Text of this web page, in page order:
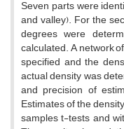
Seven parts were
and valley). For the
degrees were
calculated. A network
specified and the
actual density was
and precision of
Estimates of the
samples t-tests and